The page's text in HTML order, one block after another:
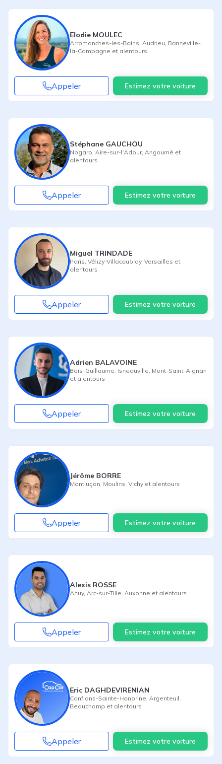
Elodie MOULEC
Arromanches-les-Bains Audrieu Banneville-
la-Campagne et alentours
Appeler Estimez votre voiture
Stéphane GAUCHOU
Nogaro Aire-sur-l'Adour, Angoumé et
alentours
Appeler Estimez votre voiture
Miguel TRINDADE
Paris Vélizy-Villacoublay, Versailles et
alentours
Appeler Estimez votre voiture
Adrien BALAVOINE
Bois-Guillaume Isneauville Mont-Saint-Aignan
et alentours
Appeler Estimez votre voiture
Jérôme BORRE
Montluçon Moulins Vichy et alentours
Appeler Estimez votre voiture
Alexis ROSSE
Ahuy, Arc-sur-Tille Auxonne et alentours
Appeler Estimez votre voiture
Eric DAGHDEVIRENIAN
Conflans-Sainte-Honorine Argenteuil
Beauchamp et alentours
Appeler Estimez votre voiture